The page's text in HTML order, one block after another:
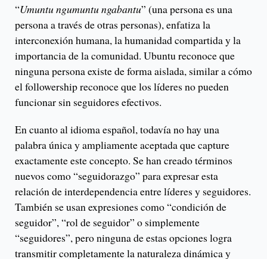
“Umuntu ngumuntu ngabantu” (una persona es una
persona a través de otras personas), enfatiza la
interconexión humana, la humanidad compartida y la
importancia de la comunidad. Ubuntu reconoce que
ninguna persona existe de forma aislada, similar a cómo
el followership reconoce que los líderes no pueden
funcionar sin seguidores efectivos.
En cuanto al idioma español, todavía no hay una
palabra única y ampliamente aceptada que capture
exactamente este concepto. Se han creado términos
nuevos como “seguidorazgo” para expresar esta
relación de interdependencia entre líderes y seguidores.
También se usan expresiones como “condición de
seguidor”, “rol de seguidor” o simplemente
“seguidores”, pero ninguna de estas opciones logra
transmitir completamente la naturaleza dinámica y